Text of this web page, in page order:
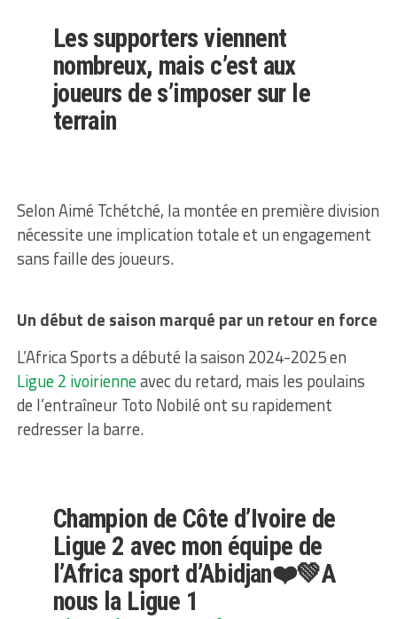
Les supporters viennent
nombreux, mais c’est aux
joueurs de s’imposer sur le
terrain
Selon Aimé Tchétché, la montée en première division
nécessite une implication totale et un engagement
sans faille des joueurs.
Un début de saison marqué par un retour en force
L’Africa Sports a débuté la saison 2024-2025 en
Ligue 2 ivoirienneavec du retard, mais les poulains
de l’entraîneur Toto Nobilé ont su rapidement
redresser la barre.
Champion de Côte d’Ivoire de
Ligue 2 avec mon équipe de
l’Africa sport d’Abidjan❤️💚A
nous la Ligue 1